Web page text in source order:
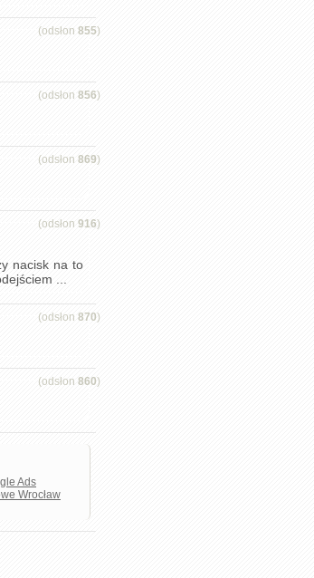
(odsłon 855)
(odsłon 856)
(odsłon 869)
(odsłon 916)
nacisk na to
...
(odsłon 870)
(odsłon 860)
Ads
Wrocław